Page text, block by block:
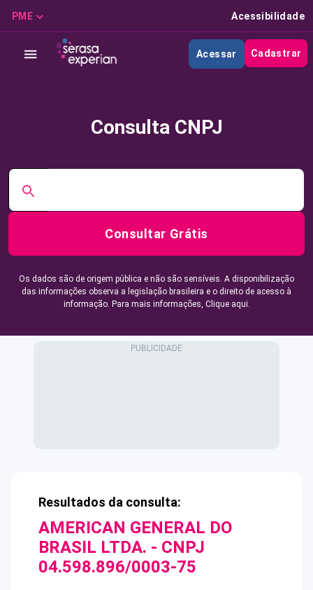
PME Acessibilidade
Acessar Cadastrar
Consulta CNPJ
Consultar Grátis
Os dados são de origem pública e não são sensíveis. A disponibilização
das informações observa a legislação brasileira e o direito de acesso à
informação. Para mais informações, Clique aqui.
Resultados da consulta:
AMERICAN GENERAL DO
BRASIL LTDA. - CNPJ
04.598.896/0003-75